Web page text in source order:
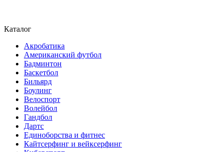
Каталог
Акробатика
Американский футбол
Бадминтон
Баскетбол
Бильярд
Боулинг
Велоспорт
Волейбол
Гандбол
Дартс
Единоборства и фитнес
Кайтсерфинг и вейксерфинг